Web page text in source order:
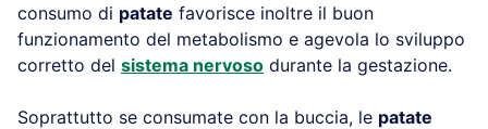
consumo di patate favorisce inoltre il buon
funzionamento del metabolismo e agevola lo sviluppo
corretto del sistema nervoso durante la gestazione.
Soprattutto se consumate con la buccia, le patate